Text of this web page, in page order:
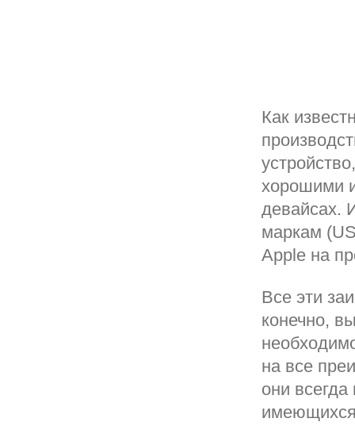
Как
хорошими
девайсах.
маркам
Apple на
Все эти
конечно,
на все
они